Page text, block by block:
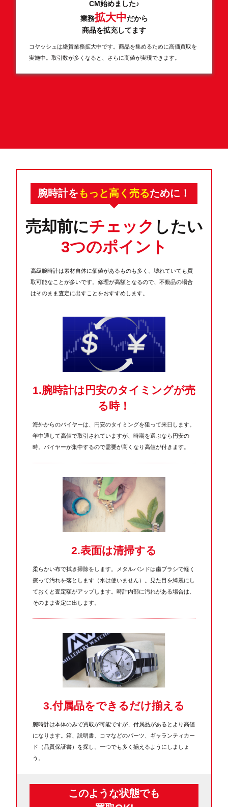
CM始めました♪
業務拡大中だから
商品を拡充してます
コヤッシュは絶賛業務拡大中です。商品を集めるために高価買取を
実施中。取引数が多くなると、さらに高値が実現できます。
腕時計をもっと高く売るために！
売却前にチェック したい
3つのポイント
高級腕時計は素材自体に価値があるものも多く、壊れていても買
取可能なことが多いです。修理が高額となるので、不動品の場合
はそのまま査定に出すことをおすすめします。
1.腕時計は円安のタイミングが売
る時！
海外からのバイヤーは、円安のタイミングを狙って来日します。
年中通して高値で取引されていますが、時期を選ぶなら円安の
時。バイヤーが集中するので需要が高くなり高値が付きます。
2.表面は清掃する
柔らかい布で拭き掃除をします。メタルバンドは歯ブラシで軽く
擦って汚れを落とします（水は使いません）。見た目を綺麗にし
ておくと査定額がアップします。時計内部に汚れがある場合は、
そのまま査定に出します。
3.付属品をできるだけ揃える
腕時計は本体のみで買取が可能ですが、付属品があるとより高値
になります。箱、説明書、コマなどのパーツ、ギャランティカー
ド（品質保証書）を探し、一つでも多く揃えるようにしましょ
う。
このような状態でも